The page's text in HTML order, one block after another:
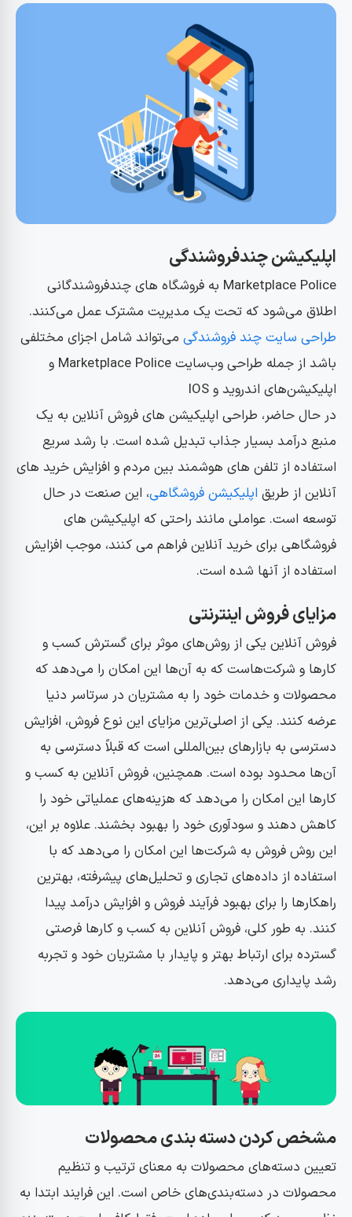
اپلیکیشن چندفروشندگی
Marketplace Police به فروشگاه های چندفروشندگانی
اطلاق می‌شود که تحت یک مدیریت مشترک عمل می‌کنند.
طراحی سایت چند فروشندگی می‌تواند شامل اجزای مختلفی
باشد از جمله طراحی وب‌سایت Marketplace Police و
اپلیکیشن‌های اندروید و IOS
در حال حاضر، طراحی اپلیکیشن های فروش آنلاین به یک
منبع درآمد بسیار جذاب تبدیل شده است. با رشد سریع
استفاده از تلفن های هوشمند بین مردم و افزایش خرید های
آنلاین از طریق اپلیکیشن فروشگاهی، این صنعت در حال
توسعه است. عواملی مانند راحتی که اپلیکیشن های
فروشگاهی برای خرید آنلاین فراهم می کنند، موجب افزایش
استفاده از آنها شده است.
مزایای فروش اینترنتی
فروش آنلاین یکی از روش‌های موثر برای گسترش کسب و
کارها و شرکت‌هاست که به آن‌ها این امکان را می‌دهد که
محصولات و خدمات خود را به مشتریان در سرتاسر دنیا
عرضه کنند. یکی از اصلی‌ترین مزایای این نوع فروش، افزایش
دسترسی به بازارهای بین‌المللی است که قبلاً دسترسی به
آن‌ها محدود بوده است. همچنین، فروش آنلاین به کسب و
کارها این امکان را می‌دهد که هزینه‌های عملیاتی خود را
کاهش دهند و سودآوری خود را بهبود بخشند. علاوه بر این،
این روش فروش به شرکت‌ها این امکان را می‌دهد که با
استفاده از داده‌های تجاری و تحلیل‌های پیشرفته، بهترین
راهکارها را برای بهبود فرآیند فروش و افزایش درآمد پیدا
کنند. به طور کلی، فروش آنلاین به کسب و کارها فرصتی
گسترده برای ارتباط بهتر و پایدار با مشتریان خود و تجربه
رشد پایداری می‌دهد.
مشخص کردن دسته بندی محصولات
تعیین دسته‌های محصولات به معنای ترتیب و تنظیم
محصولات در دسته‌بندی‌های خاص است. این فرایند ابتدا به